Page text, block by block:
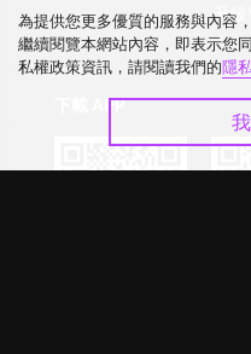
升級
下載 APP
為提供您更多優質的服務與內容
繼續閱覽本網站內容，即表示您
私權政策資訊，請閱讀我們的隱